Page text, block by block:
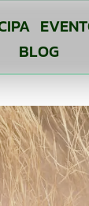
BLOG